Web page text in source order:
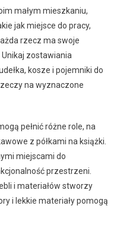
małym mieszkaniu,
jak miejsce do pracy,
rzecz ma swoje
. Unikaj zostawiania
kosze i pojemniki do
na wyznaczone
pełnić różne role, na
z półkami na książki.
miejscami do
przestrzeni.
i materiałów stworzy
i lekkie materiały pomogą